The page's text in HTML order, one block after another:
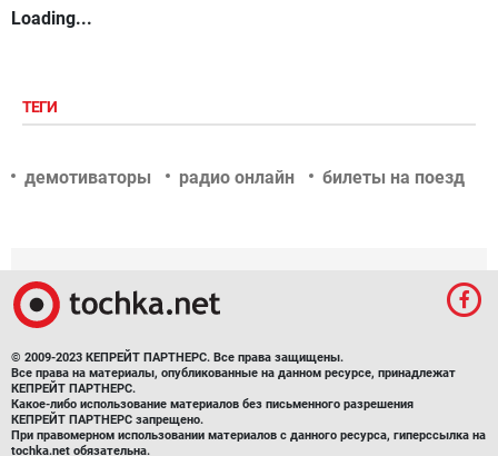
Loading...
ТЕГИ
демотиваторы радио онлайн билеты на поезд
© 2009-2023 КЕПРЕЙТ ПАРТНЕРС. Все права защищены.
Все права на материалы, опубликованные на данном ресурсе, принадлежат
КЕПРЕЙТ ПАРТНЕРС.
Какое-либо использование материалов без письменного разрешения
КЕПРЕЙТ ПАРТНЕРС запрещено.
При правомерном использовании материалов с данного ресурса, гиперссылка на
tochka.net обязательна.